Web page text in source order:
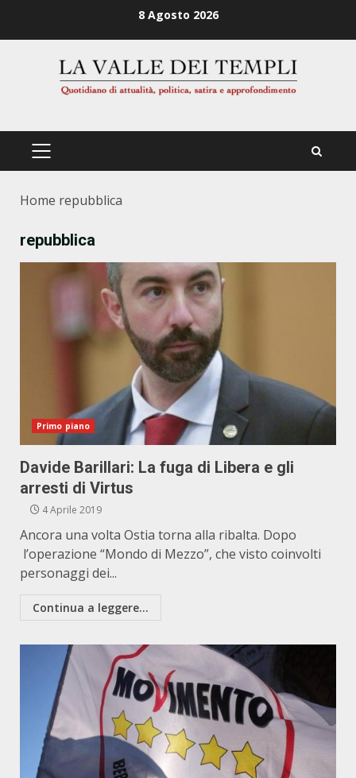
8 Agosto 2026
PRIMÄRES
Home repubblica
repubblica
Primo piano
Davide Barillari: La fuga di Libera e gli
arresti di Virtus
4 Aprile 2019
Ancora una volta Ostia torna alla ribalta. Dopo
l’operazione “Mondo di Mezzo”, che visto coinvolti
personaggi dei...
Continua a leggere...